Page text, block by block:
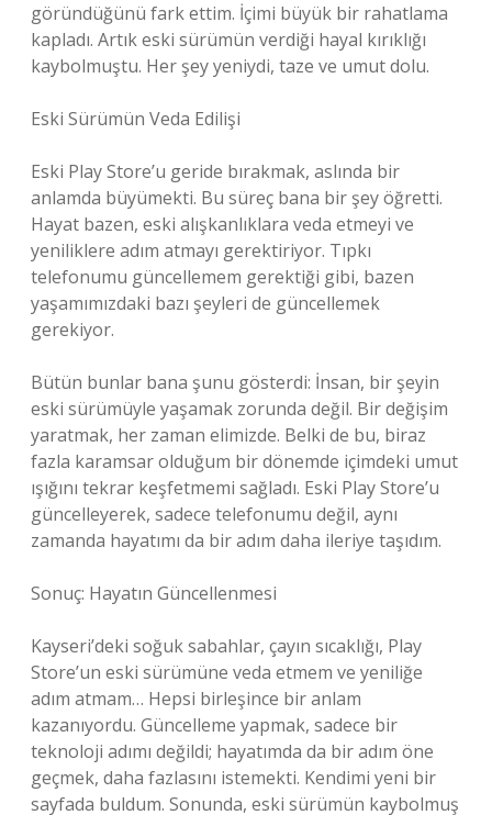
göründüğünü fark ettim. İçimi büyük bir rahatlama
kapladı. Artık eski sürümün verdiği hayal kırıklığı
kaybolmuştu. Her şey yeniydi, taze ve umut dolu.
Eski Sürümün Veda Edilişi
Eski Play Store’u geride bırakmak, aslında bir
anlamda büyümekti. Bu süreç bana bir şey öğretti.
Hayat bazen, eski alışkanlıklara veda etmeyi ve
yeniliklere adım atmayı gerektiriyor. Tıpkı
telefonumu güncellemem gerektiği gibi, bazen
yaşamımızdaki bazı şeyleri de güncellemek
gerekiyor.
Bütün bunlar bana şunu gösterdi: İnsan, bir şeyin
eski sürümüyle yaşamak zorunda değil. Bir değişim
yaratmak, her zaman elimizde. Belki de bu, biraz
fazla karamsar olduğum bir dönemde içimdeki umut
ışığını tekrar keşfetmemi sağladı. Eski Play Store’u
güncelleyerek, sadece telefonumu değil, aynı
zamanda hayatımı da bir adım daha ileriye taşıdım.
Sonuç: Hayatın Güncellenmesi
Kayseri’deki soğuk sabahlar, çayın sıcaklığı, Play
Store’un eski sürümüne veda etmem ve yeniliğe
adım atmam… Hepsi birleşince bir anlam
kazanıyordu. Güncelleme yapmak, sadece bir
teknoloji adımı değildi; hayatımda da bir adım öne
geçmek, daha fazlasını istemekti. Kendimi yeni bir
sayfada buldum. Sonunda, eski sürümün kaybolmuş